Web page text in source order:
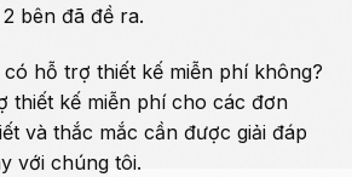
bên đã đề ra.
hỗ trợ thiết kế miễn phí không?
thiết kế miễn phí cho các đơn
và thắc mắc cần được giải đáp
với chúng tôi.